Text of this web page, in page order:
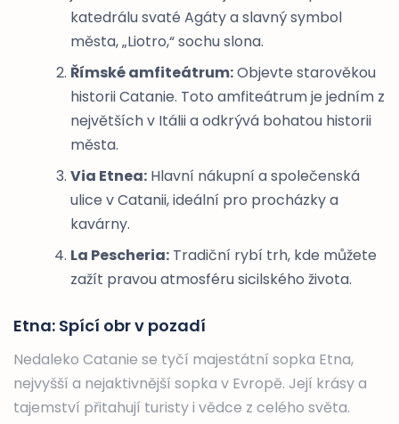
katedrálu svaté Agáty a slavný symbol
města, „Liotro,“ sochu slona.
Římské amfiteátrum:Objevte starověkou
historii Catanie. Toto amfiteátrum je jedním z
největších v Itálii a odkrývá bohatou historii
města.
Via Etnea: Hlavní nákupní a společenská
ulice v Catanii, ideální pro procházky a
kavárny.
La Pescheria: Tradiční rybí trh, kde můžete
zažít pravou atmosféru sicilského života.
Etna: Spící obr v pozadí
Nedaleko Catanie se tyčí majestátní sopka Etna,
nejvyšší a nejaktivnější sopka v Evropě. Její krásy a
tajemství přitahují turisty i vědce z celého světa.